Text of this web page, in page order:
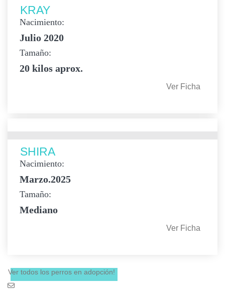
KRAY
Nacimiento:
Julio 2020
Tamaño:
20 kilos aprox.
Ver Ficha
SHIRA
Nacimiento:
Marzo.2025
Tamaño:
Mediano
Ver Ficha
Ver todos los perros en adopción!